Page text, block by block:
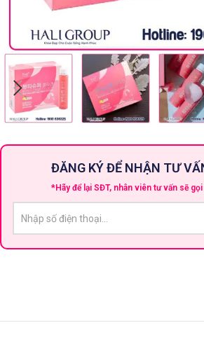
ĐĂNG KÝ ĐỂ NHẬN TƯ
*Hãy để lại SĐT, nhân viên tư vấn sẽ